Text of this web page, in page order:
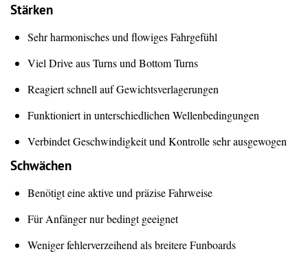
Stärken
Sehr harmonisches und flowiges Fahrgefühl
Viel Drive aus Turns und Bottom Turns
Reagiert schnell auf Gewichtsverlagerungen
Funktioniert in unterschiedlichen Wellenbedingungen
Verbindet Geschwindigkeit und Kontrolle sehr ausgewogen
Schwächen
Benötigt eine aktive und präzise Fahrweise
Für Anfänger nur bedingt geeignet
Weniger fehlerverzeihend als breitere Funboards